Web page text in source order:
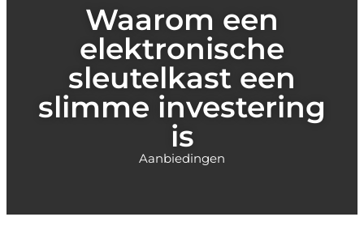
Waarom een
elektronische
sleutelkast een
slimme investering
is
Aanbiedingen